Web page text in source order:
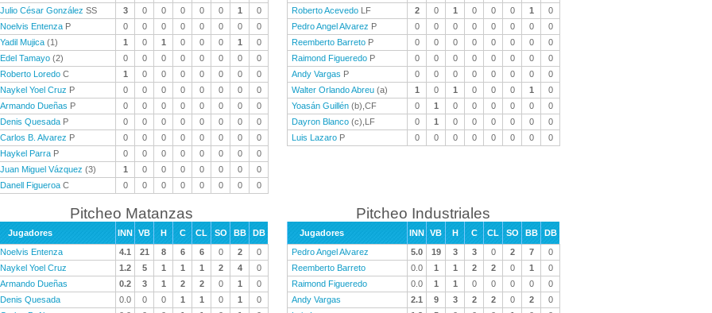
Julio César González SS 3 0 0 0 0 0 1
0
Noelvis Entenza P 0 0 0 0 0 0 0
0
Yadil Mujica (1) 1 0 1 0 0 0 1
0
Edel Tamayo (2) 0 0 0 0 0 0 0
0
Roberto Loredo C 1 0 0 0 0 0 0
0
Naykel Yoel Cruz P 0 0 0 0 0 0 0
0
Armando Dueñas P 0 0 0 0 0 0 0
0
Denis Quesada P 0 0 0 0 0 0 0
0
Carlos B. Alvarez P 0 0 0 0 0 0 0
0
Haykel Parra P 0 0 0 0 0 0 0
0
Juan Miguel Vázquez (3) 1 0 0 0 0 0 0
0
Danell Figueroa C 0 0 0 0 0 0 0 0
Roberto Acevedo LF 2 0 1 0 0 0 1
0
Pedro Angel Alvarez P 0 0 0 0 0 0 0
0
Reemberto Barreto P 0 0 0 0 0 0 0
0
Raimond Figueredo P 0 0 0 0 0 0 0
0
Andy Vargas P 0 0 0 0 0 0 0
0
Walter Orlando Abreu (a) 1 0 1 0 0 0 1
0
Yoasán Guillén (b),CF 0 1 0 0 0 0 0
0
Dayron Blanco (c),LF 0 1 0 0 0 0 0
0
Luis Lazaro P 0 0 0 0 0 0 0 0
Pitcheo Matanzas
Jugadores INN VB H C CL SO BB
DB
Noelvis Entenza
4.1 21 8 6 6 0 2
0
Naykel Yoel Cruz
1.2 5 1 1 1 2 4
0
Armando Dueñas
0.2 3 1 2 2 0 1
0
Denis Quesada
0.0 0 0 1 1 0 1
0
Pitcheo Industriales
Jugadores INN VB H C CL SO BB
DB
Pedro Angel Alvarez
5.0 19 3 3 0 2 7
0
Reemberto Barreto
0.0 1 1 2 2 0 1
0
Raimond Figueredo
0.0 1 1 0 0 0 0
0
Andy Vargas
2.1 9 3 2 2 0 2
0